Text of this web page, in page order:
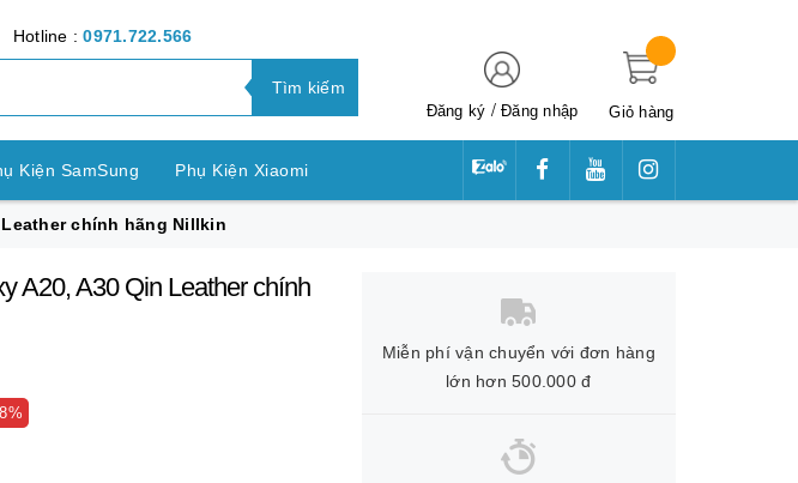
:0971.722.566
Tìm kiếm
Đăng ký /Đăng nhập Giỏ hàng
Kiện SamSung Phụ Kiện Xiaomi
Kiện Realme Phụ Kiện Huawei
Sony
Leather chính hãng Nillkin
A20, A30 Qin Leather chính
Miễn phí vận chuyển với đơn hàng
lớn hơn 500.000 đ